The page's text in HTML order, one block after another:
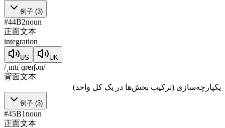
例子 (3)
#44B2noun
正面文本
integration
US UK
/ˌɪntɪˈɡreɪʃən/
背面文本
یکپارچه‌سازی (ترکیب بخش‌ها در یک کل واحد)
例子 (3)
#45B1noun
正面文本